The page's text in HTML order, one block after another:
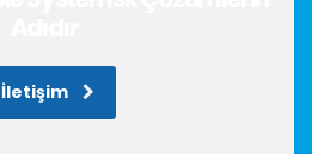
İletişim